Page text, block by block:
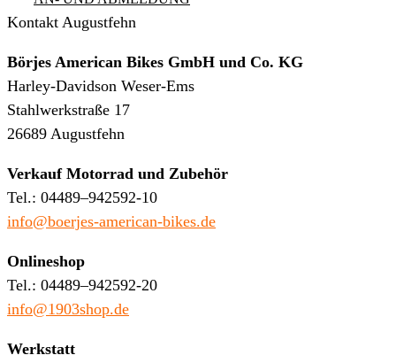
Kontakt Augustfehn
Börjes American Bikes GmbH und Co. KG
Harley-Davidson Weser-Ems
Stahlwerkstraße 17
26689 Augustfehn
Verkauf Motorrad und Zubehör
Tel.: 04489–942592-10
info@boerjes-american-bikes.de
Onlineshop
Tel.: 04489–942592-20
info@1903shop.de
Werkstatt